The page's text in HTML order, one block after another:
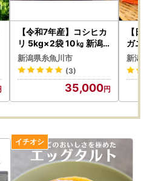
【令和7年産】コシヒカ
リ 5kg×2袋 10㎏ 新潟
県 糸魚川産「塩の道」
牧江米店【こしひかり
食品 おすすめ】
新潟県糸魚川市
(3)
35,000
【日
ガニ
kg 鮮
親不
【ベ
新潟